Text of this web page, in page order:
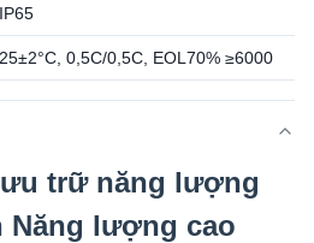
IP65
25±2°C, 0,5C/0,5C, EOL70% ≥6000
trữ năng lượng
Năng lượng cao